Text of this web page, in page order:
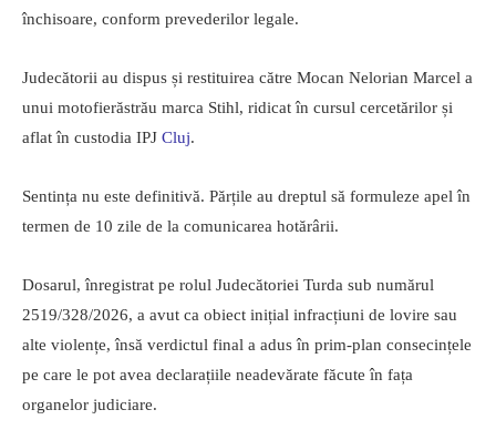
închisoare, conform prevederilor legale.
Judecătorii au dispus și restituirea către Mocan Nelorian Marcel a
unui motofierăstrău marca Stihl, ridicat în cursul cercetărilor și
aflat în custodia IPJ Cluj.
Sentința nu este definitivă. Părțile au dreptul să formuleze apel în
termen de 10 zile de la comunicarea hotărârii.
Dosarul, înregistrat pe rolul Judecătoriei Turda sub numărul
2519/328/2026, a avut ca obiect inițial infracțiuni de lovire sau
alte violențe, însă verdictul final a adus în prim-plan consecințele
pe care le pot avea declarațiile neadevărate făcute în fața
organelor judiciare.